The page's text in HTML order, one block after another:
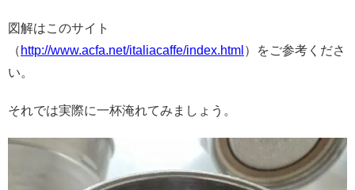
図解はこのサイト
（ http://www.acfa.net/italiacaffe/index.html ）をご参考くださ
い。
それでは実際に一杯淹れてみましょう。